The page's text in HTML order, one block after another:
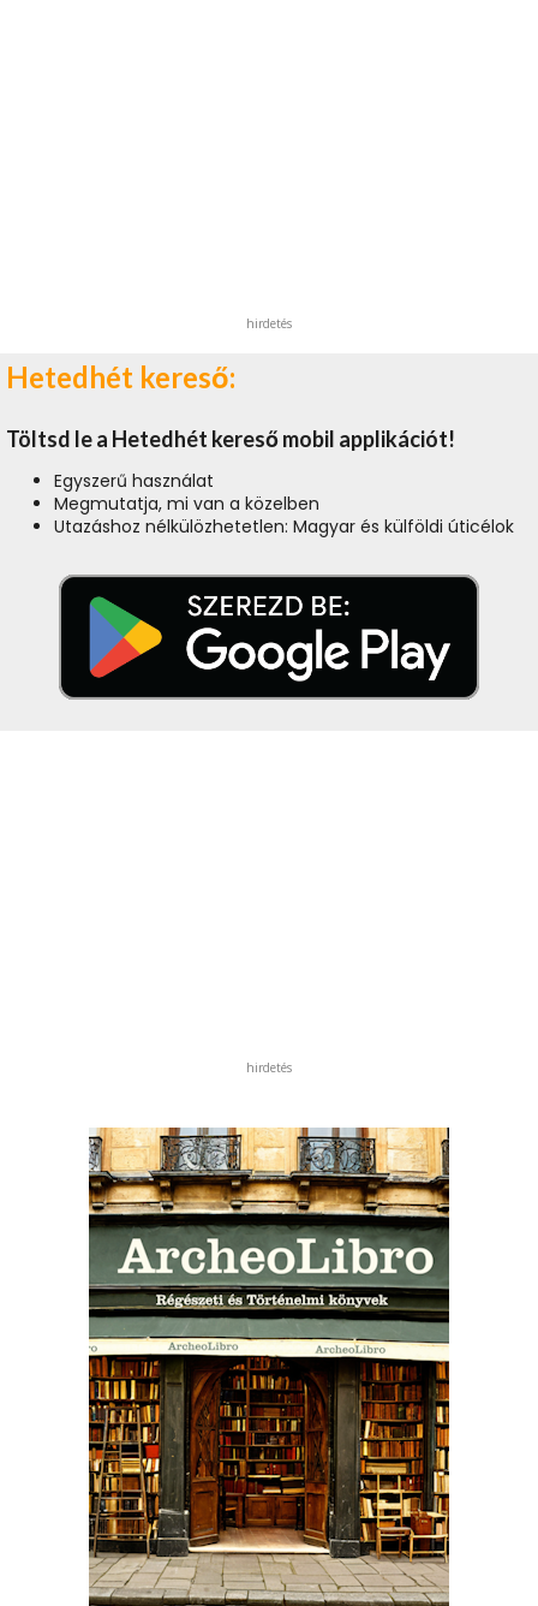
hirdetés
Hetedhét kereső:
Töltsd le a Hetedhét kereső mobil applikációt!
Egyszerű használat
Megmutatja, mi van a közelben
Utazáshoz nélkülözhetetlen: Magyar és külföldi úticélok
hirdetés